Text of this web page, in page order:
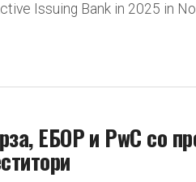
Issuing Bank in 2025 in
ЕБОР и PwC со